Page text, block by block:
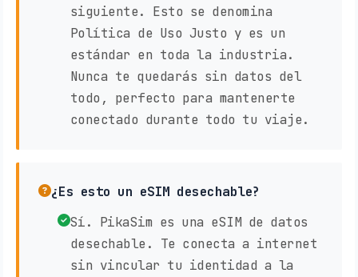
siguiente. Esto se denomina
Política de Uso Justo y es un
estándar en toda la industria.
Nunca te quedarás sin datos del
todo, perfecto para mantenerte
conectado durante todo tu viaje.
¿Es esto un eSIM desechable?
Sí. PikaSim es una eSIM de datos
desechable. Te conecta a internet
sin vincular tu identidad a la